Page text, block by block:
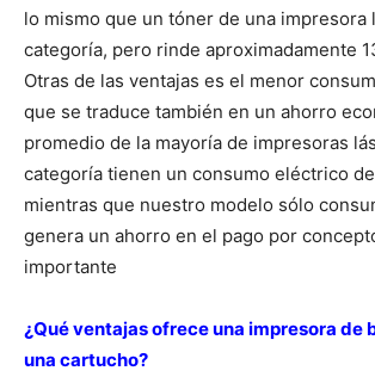
lo mismo que un tóner de una impresora
categoría, pero rinde aproximadamente
Otras de las ventajas es el menor
que se traduce también en un ahorro
promedio de la mayoría de impresoras
categoría tienen un consumo eléctrico
mientras que nuestro modelo sólo
genera un ahorro en el pago por
importante
¿Qué ventajas ofrece una impresora de
una cartucho?